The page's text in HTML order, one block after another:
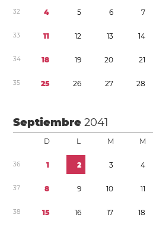
32 4 5 6 7
33 11 12 13 14
34 18 19 20 21
35 25 26 27 28
Septiembre2041
D L M M
36 1 2 3 4
37 8 9 10 11
38 15 16 17 18